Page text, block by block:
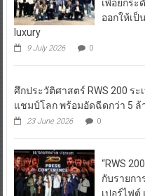
เพื่อยกระ
ออกให้เป็
luxury
9 July 2026 0
ศึกประวัติศาสตร์ RWS 200 ร
แชมป์โลก พร้อมอัดฉีดกว่า 5 ล้
23 June 2026 0
“RWS
กับรายก
เปอร์ไฟต์